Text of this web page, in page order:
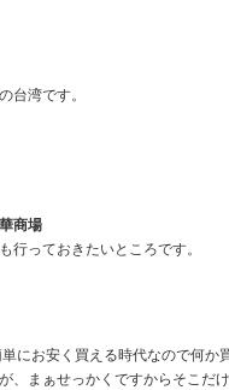
台湾です。
商場
行っておきたいところです。
にお安く買える時代なので何か
、まぁせっかくですからそこだ